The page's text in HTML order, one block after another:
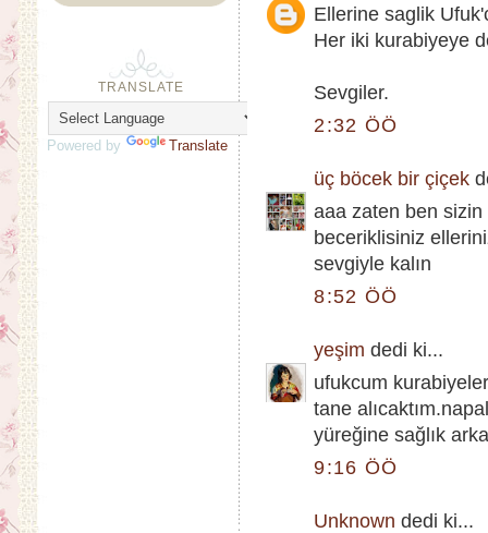
Ellerine saglik
Her iki kurabiyeye
Sevgiler.
2:32 ÖÖ
üç böcek bir çiçek
aaa zaten ben sizin
beceriklisiniz
sevgiyle kalın
8:52 ÖÖ
yeşim dedi ki...
ufukcum
tane
yüreğine sağlık
9:16 ÖÖ
Unknown dedi ki...
TRANSLATE
Powered by Translate